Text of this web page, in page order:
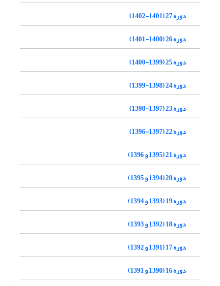
دوره 27 (1401-1402)
دوره 26 (1400-1401)
دوره 25 (1399-1400)
دوره 24 (1398-1399)
دوره 23 (1397-1398)
دوره 22 (1397-1396)
دوره 21 (1395 و 1396)
دوره 20 (1394 و 1395)
دوره 19 (1393 و 1394)
دوره 18 (1392 و 1393)
دوره 17 (1391 و 1392)
دوره 16 (1390 و 1391)